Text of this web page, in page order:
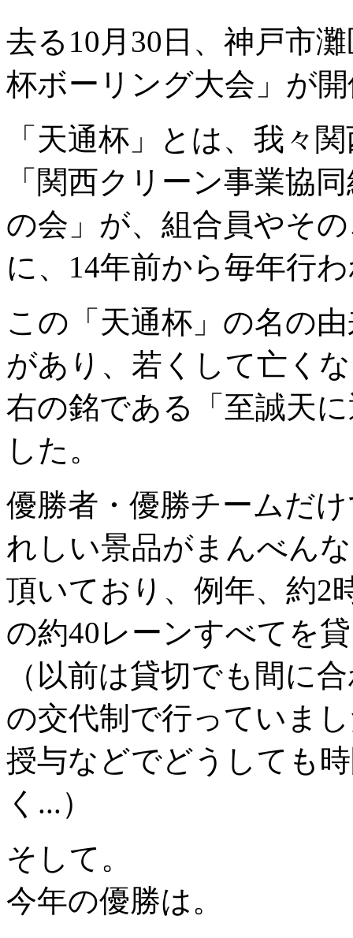
去る10月30日、神戸市
杯ボーリング大会」が
「天通杯」とは、我々
「関西クリーン事業協
の会」が、組合員やそ
に、14年前から毎年行
この「天通杯」の名の
があり、若くして亡く
右の銘である「至誠天
した。
優勝者・優勝チームだ
れしい景品がまんべん
頂いており、例年、約2
の約40レーンすべてを
（以前は貸切でも間に
の交代制で行っていま
授与などでどうしても
く...）
そして。
今年の優勝は。